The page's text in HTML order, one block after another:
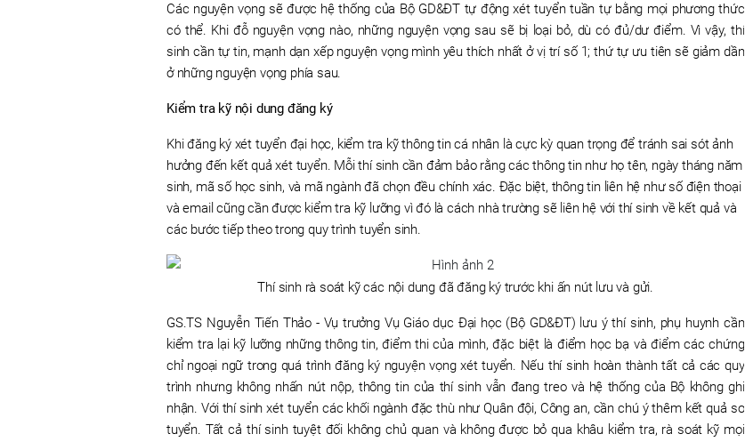
Các nguyện vọng sẽ được hệ thống của Bộ GD&ĐT tự động xét tuyển tuần tự bằng mọi phương thức
có thể. Khi đỗ nguyện vọng nào, những nguyện vọng sau sẽ bị loại bỏ, dù có đủ/dư điểm. Vì vậy, thí
sinh cần tự tin, mạnh dạn xếp nguyện vọng mình yêu thích nhất ở vị trí số 1; thứ tự ưu tiên sẽ giảm dần
ở những nguyện vọng phía sau.
Kiểm tra kỹ nội dung đăng ký
Khi đăng ký xét tuyển đại học, kiểm tra kỹ thông tin cá nhân là cực kỳ quan trọng để tránh sai sót ảnh
hưởng đến kết quả xét tuyển. Mỗi thí sinh cần đảm bảo rằng các thông tin như họ tên, ngày tháng năm
sinh, mã số học sinh, và mã ngành đã chọn đều chính xác. Đặc biệt, thông tin liên hệ như số điện thoại
và email cũng cần được kiểm tra kỹ lưỡng vì đó là cách nhà trường sẽ liên hệ với thí sinh về kết quả và
các bước tiếp theo trong quy trình tuyển sinh.
Thí sinh rà soát kỹ các nội dung đã đăng ký trước khi ấn nút lưu và gửi.
GS.TS Nguyễn Tiến Thảo - Vụ trưởng Vụ Giáo dục Đại học (Bộ GD&ĐT) lưu ý thí sinh, phụ huynh cần
kiểm tra lại kỹ lưỡng những thông tin, điểm thi của mình, đặc biệt là điểm học bạ và điểm các chứng
chỉ ngoại ngữ trong quá trình đăng ký nguyện vọng xét tuyển. Nếu thí sinh hoàn thành tất cả các quy
trình nhưng không nhấn nút nộp, thông tin của thí sinh vẫn đang treo và hệ thống của Bộ không ghi
nhận. Với thí sinh xét tuyển các khối ngành đặc thù như Quân đội, Công an, cần chú ý thêm kết quả sơ
tuyển. Tất cả thí sinh tuyệt đối không chủ quan và không được bỏ qua khâu kiểm tra, rà soát kỹ mọi